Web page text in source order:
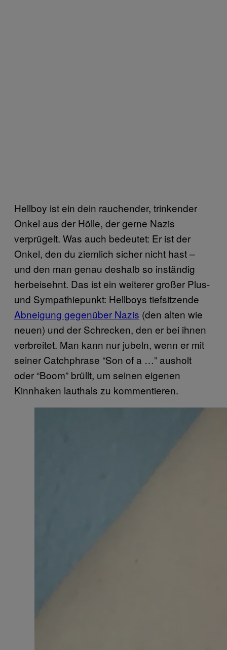
Hellboy ist ein dein rauchender, trinkender
Onkel aus der Hölle, der gerne Nazis
verprügelt. Was auch bedeutet: Er ist der
Onkel, den du ziemlich sicher nicht hast –
und den man genau deshalb so inständig
herbeisehnt. Das ist ein weiterer großer Plus-
und Sympathiepunkt: Hellboys tiefsitzende
Abneigung gegenüber Nazis (den alten wie
neuen) und der Schrecken, den er bei ihnen
verbreitet. Man kann nur jubeln, wenn er mit
seiner Catchphrase “Son of a …” ausholt
oder “Boom” brüllt, um seinen eigenen
Kinnhaken lauthals zu kommentieren.